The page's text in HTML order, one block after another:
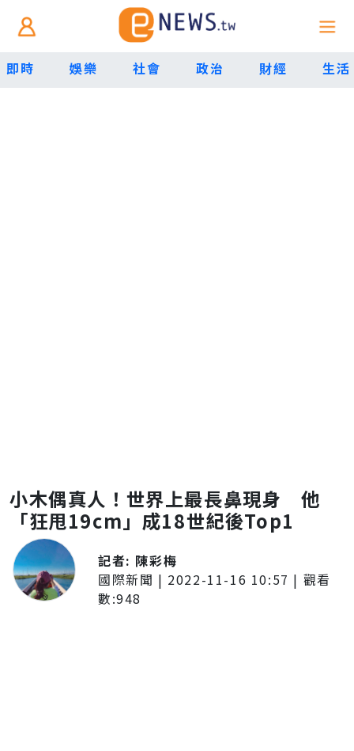
即時 娛樂 社會 政治 財經 生活
小木偶真人！世界上最長鼻現身 他
「狂甩19cm」成18世紀後Top1
記者: 陳彩梅
國際新聞 | 2022-11-16 10:57 | 觀看
數:948